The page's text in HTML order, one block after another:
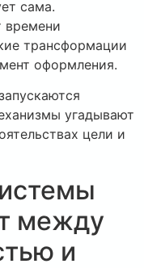
сама.
времени
трансформации
оформления.
угадывают
цели и
между
и